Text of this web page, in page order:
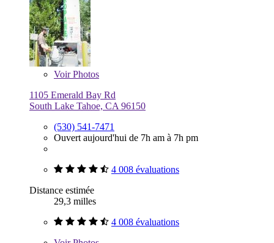
VoirPhotos
1105 Emerald Bay Rd
South Lake Tahoe, CA 96150
(530) 541-7471
Ouvert aujourd'hui de 7h am à 7h pm
4 008 évaluations
Distance estimée
29,3 milles
4 008 évaluations